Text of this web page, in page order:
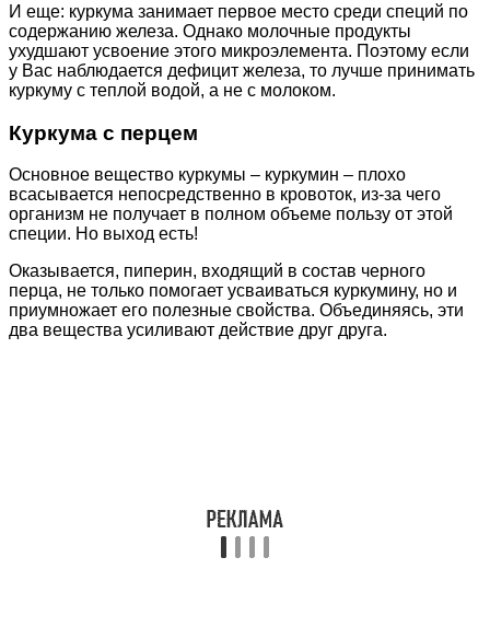
И еще: куркума занимает первое место среди специй по
содержанию железа. Однако молочные продукты
ухудшают усвоение этого микроэлемента. Поэтому если
у Вас наблюдается дефицит железа, то лучше принимать
куркуму с теплой водой, а не с молоком.
Куркума с перцем
Основное вещество куркумы – куркумин – плохо
всасывается непосредственно в кровоток, из-за чего
организм не получает в полном объеме пользу от этой
специи. Но выход есть!
Оказывается, пиперин, входящий в состав черного
перца, не только помогает усваиваться куркумину, но и
приумножает его полезные свойства. Объединяясь, эти
два вещества усиливают действие друг друга.